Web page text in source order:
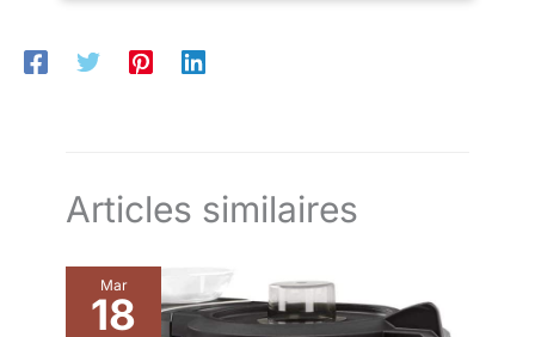
besoin de détartrage fréquent et prolongeant la durée de vie
Articles similaires
Mar
18